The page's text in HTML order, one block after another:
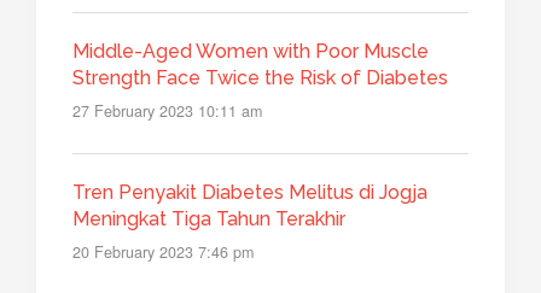
Middle-Aged Women with Poor Muscle
Strength Face Twice the Risk of Diabetes
27 February 2023 10:11 am
Tren Penyakit Diabetes Melitus di Jogja
Meningkat Tiga Tahun Terakhir
20 February 2023 7:46 pm